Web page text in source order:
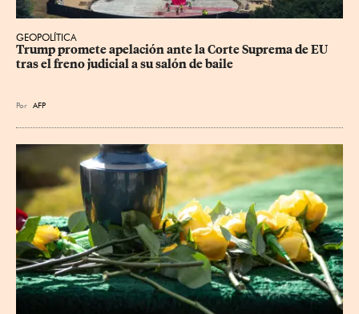
GEOPOLÍTICA
Trump promete apelación ante la Corte Suprema de EU
tras el freno judicial a su salón de baile
Por AFP